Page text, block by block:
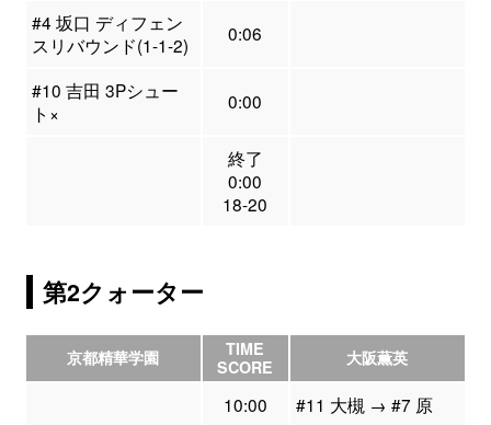
#4 坂口 ディフェン
スリバウンド(1-1-2)
0:06
#10 吉田 3Pシュー
ト×
0:00
終了
0:00
18-20
第2クォーター
京都精華学園
TIME
SCORE
大阪薫英
10:00
#11 大槻 → #7 原